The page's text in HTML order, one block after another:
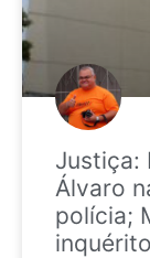
Justiça:
Álvaro
polícia;
inquérito